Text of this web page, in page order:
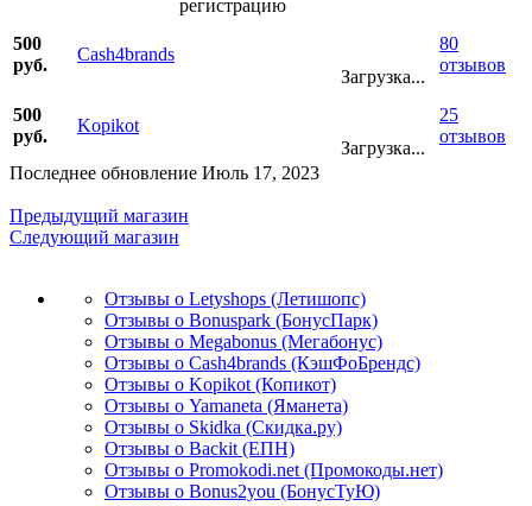
регистрацию
500
руб.
Cash4brands
Загрузка...
80
отзывов
500
руб.
Kopikot
Загрузка...
25
отзывов
Последнее обновление Июль 17, 2023
Предыдущий магазин
Следующий магазин
Отзывы о Letyshops (Летишопс)
Отзывы о Bonuspark (БонусПарк)
Отзывы о Megabonus (Мегабонус)
Отзывы о Cash4brands (КэшФоБрендс)
Отзывы о Kopikot (Копикот)
Отзывы о Yamaneta (Яманета)
Отзывы о Skidka (Скидка.ру)
Отзывы о Backit (ЕПН)
Отзывы о Promokodi.net (Промокоды.нет)
Отзывы о Bonus2you (БонусТуЮ)